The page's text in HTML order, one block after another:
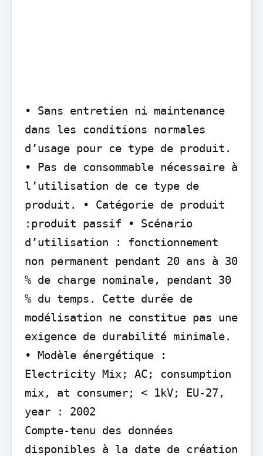
• Sans entretien ni maintenance
dans les conditions normales
d’usage pour ce type de produit.
• Pas de consommable nécessaire à
l’utilisation de ce type de
produit. • Catégorie de produit
:produit passif • Scénario
d’utilisation : fonctionnement
non permanent pendant 20 ans à 30
% de charge nominale, pendant 30
% du temps. Cette durée de
modélisation ne constitue pas une
exigence de durabilité minimale.
• Modèle énergétique :
Electricity Mix; AC; consumption
mix, at consumer; < 1kV; EU-27,
year : 2002
Compte-tenu des données
disponibles à la date de création